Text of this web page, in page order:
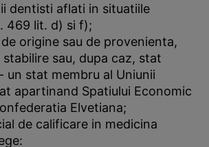
dentisti aflati in situatiile
469 lit. d) si f);
origine sau de provenienta,
sau, dupa caz, stat
un stat membru al Uniunii
apartinand Spatiului Economic
Elvetiana;
de calificare in medicina